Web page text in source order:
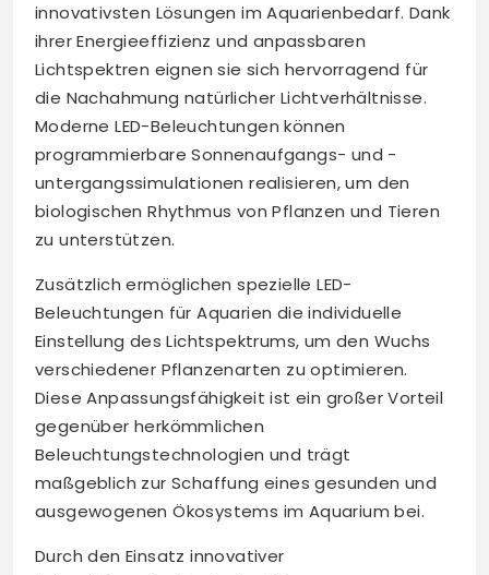
innovativsten Lösungen im Aquarienbedarf. Dank
ihrer Energieeffizienz und anpassbaren
Lichtspektren eignen sie sich hervorragend für
die Nachahmung natürlicher Lichtverhältnisse.
Moderne LED-Beleuchtungen können
programmierbare Sonnenaufgangs- und -
untergangssimulationen realisieren, um den
biologischen Rhythmus von Pflanzen und Tieren
zu unterstützen.
Zusätzlich ermöglichen spezielle LED-
Beleuchtungen für Aquarien die individuelle
Einstellung des Lichtspektrums, um den Wuchs
verschiedener Pflanzenarten zu optimieren.
Diese Anpassungsfähigkeit ist ein großer Vorteil
gegenüber herkömmlichen
Beleuchtungstechnologien und trägt
maßgeblich zur Schaffung eines gesunden und
ausgewogenen Ökosystems im Aquarium bei.
Durch den Einsatz innovativer